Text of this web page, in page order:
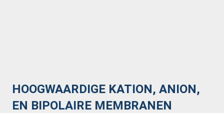
HOOGWAARDIGE KATION, ANION,
EN BIPOLAIRE MEMBRANEN